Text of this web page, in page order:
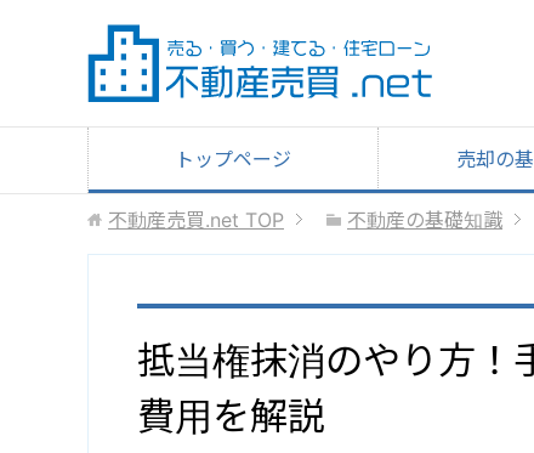
トップページ 売却の
不動産売買.net TOP 不動産の基礎知識
抵当権抹消のやり方！
費用を解説